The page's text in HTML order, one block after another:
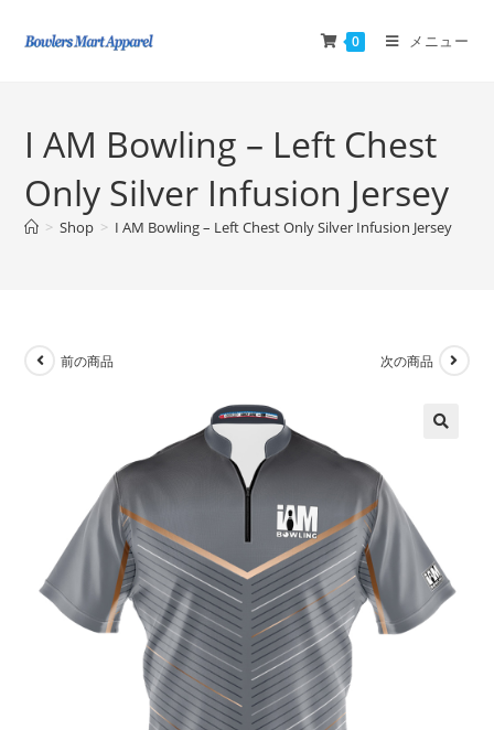
0 メニュー
I AM Bowling – Left Chest
Only Silver Infusion Jersey
> Shop > I AM Bowling – Left Chest Only Silver Infusion Jersey
前の商品 次の商品